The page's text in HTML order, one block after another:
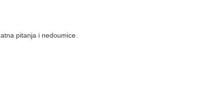
pitanja i nedoumice.